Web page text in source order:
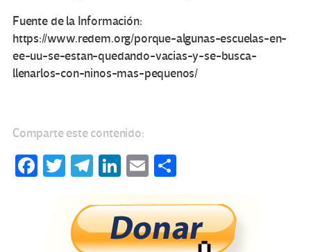
Fuente de la Información:
https://www.redem.org/porque-algunas-escuelas-en-
ee-uu-se-estan-quedando-vacias-y-se-busca-
llenarlos-con-ninos-mas-pequenos/
Comparte este contenido:
Fa T
tt
er
Te
gr
a
Li
ke
dI
E
ail m
p